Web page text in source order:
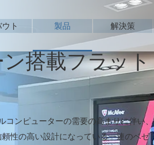
ト 製品 解決策
搭載フラット
コンピューターの需要の高まりに伴い、
性の高い設計になっている一連のベゼ